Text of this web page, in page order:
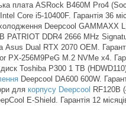
плата ASRock B460M Pro4
Core i5-10400F. Гарантія 36
Deepcool GAMMAXX
PATRIOT DDR4 2666 MHz
Asus Dual RTX 2070 OEM.
PX-256M9PeG M.2 NVMe x4.
Toshiba P300 1 TB
Deepcool DA600 600W.
для корпусу Deepcool RF120B
E-Shield. Гарантія 12